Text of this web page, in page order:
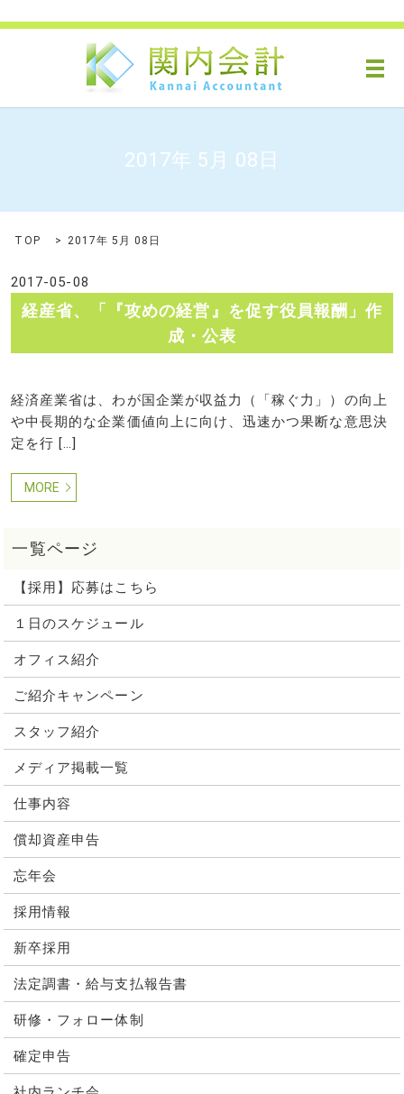
メ
2017年 5月 08日
TOP 2017年 5月 08日
2017-05-08
経産省、「『攻めの経営』を促す役員報酬」作
成・公表
経済産業省は、わが国企業が収益力（「稼ぐ力」）の向上
や中長期的な企業価値向上に向け、迅速かつ果断な意思決
定を行 […]
MORE
【採用】応募はこちら
１日のスケジュール
オフィス紹介
ご紹介キャンペーン
スタッフ紹介
メディア掲載一覧
仕事内容
償却資産申告
忘年会
採用情報
新卒採用
法定調書・給与支払報告書
研修・フォロー体制
確定申告